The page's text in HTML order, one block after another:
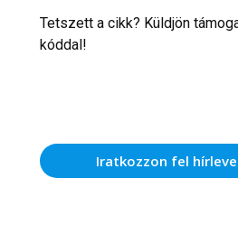
Tetszett a cikk? Küldjön
kóddal!
Iratkozzon fel